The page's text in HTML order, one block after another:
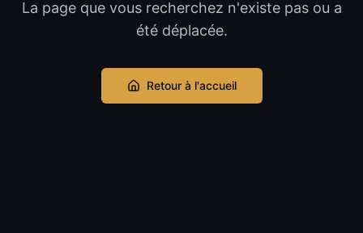
La page que vous recherchez n'existe pas ou a
été déplacée.
Retour à l'accueil